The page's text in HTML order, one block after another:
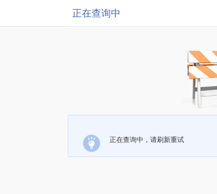
正在查询中
正在查询中，请刷新重试